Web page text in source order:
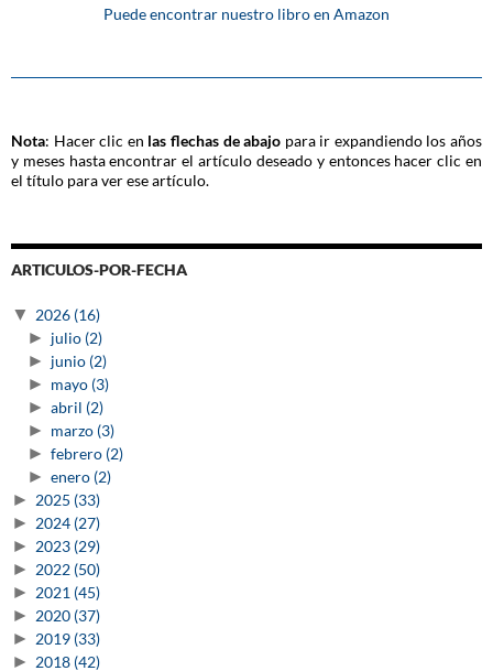
Puede encontrar nuestro libro en Amazon
Nota: Hacer clic en las flechas de abajo para ir expandiendo los años
y meses hasta encontrar el artículo deseado y entonces hacer clic en
el título para ver ese artículo.
ARTICULOS-POR-FECHA
▼ 2026 (16)
► julio (2)
► junio (2)
► mayo (3)
► abril (2)
► marzo (3)
► febrero (2)
► enero (2)
► 2025 (33)
► 2024 (27)
► 2023 (29)
► 2022 (50)
► 2021 (45)
► 2020 (37)
► 2019 (33)
► 2018 (42)